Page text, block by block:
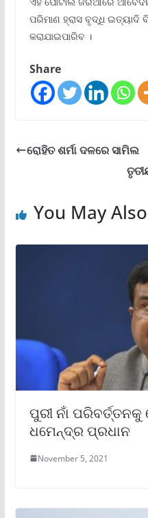
ପରିମାଣ ହ୍ରାସ ବୃଦ୍ଧି
କରାଯାଇପାରିବ ।
Share
ରୋହିତ ଶର୍ମା ଦଳରେ ସାମିଲ
You May
ପୁରୀ ନାଁ
ଧମେନ୍ଦ୍ର ପ୍ରଧାନ
November 5, 2021